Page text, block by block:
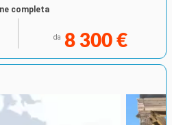
completa
da 8 300 €